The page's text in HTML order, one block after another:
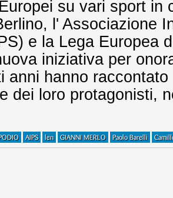
su vari sport in
l' Associazione
e la Lega Europea
iniziativa per
anni hanno
dei loro protagonisti,
AIPS len GIANNI MERLO Paolo Barelli